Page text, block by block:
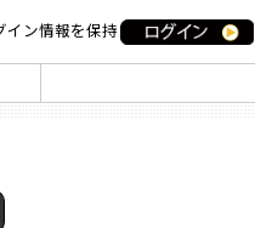
イン情報を保持